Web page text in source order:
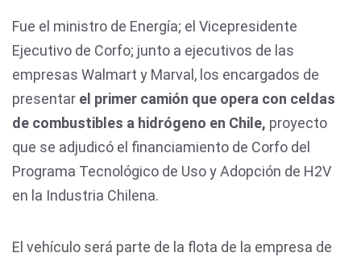
Fue el ministro de Energía; el Vicepresidente
Ejecutivo de Corfo; junto a ejecutivos de las
empresas Walmart y Marval, los encargados de
presentar el primer camión que opera con celdas
de combustibles a hidrógeno en Chile, proyecto
que se adjudicó el financiamiento de Corfo del
Programa Tecnológico de Uso y Adopción de H2V
en la Industria Chilena.
El vehículo será parte de la flota de la empresa de